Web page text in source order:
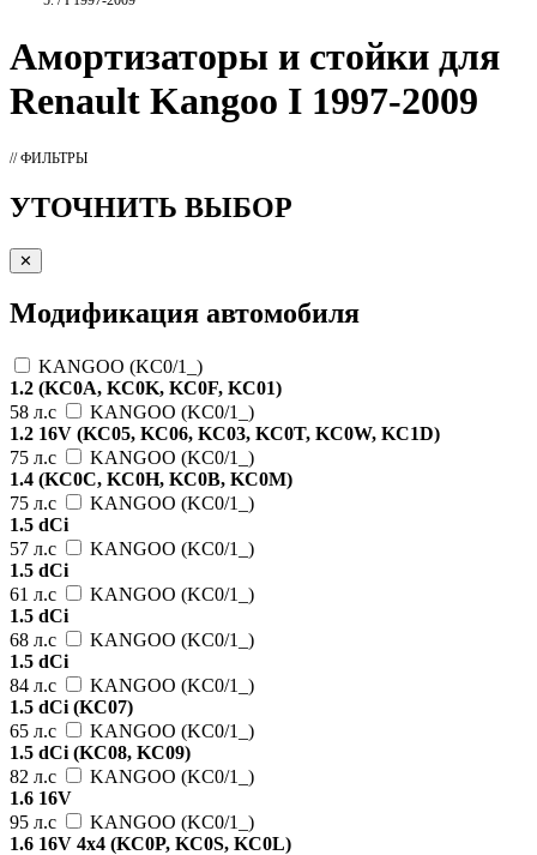
Амортизаторы и стойки для
Renault Kangoo I 1997-2009
// ФИЛЬТРЫ
УТОЧНИТЬ ВЫБОР
✕
Модификация автомобиля
KANGOO (KC0/1_)
1.2 (KC0A, KC0K, KC0F, KC01)
58 л.с
KANGOO (KC0/1_)
1.2 16V (KC05, KC06, KC03, KC0T, KC0W, KC1D)
75 л.с
KANGOO (KC0/1_)
1.4 (KC0C, KC0H, KC0B, KC0M)
75 л.с
KANGOO (KC0/1_)
1.5 dCi
57 л.с
KANGOO (KC0/1_)
1.5 dCi
61 л.с
KANGOO (KC0/1_)
1.5 dCi
68 л.с
KANGOO (KC0/1_)
1.5 dCi
84 л.с
KANGOO (KC0/1_)
1.5 dCi (KC07)
65 л.с
KANGOO (KC0/1_)
1.5 dCi (KC08, KC09)
82 л.с
KANGOO (KC0/1_)
1.6 16V
95 л.с
KANGOO (KC0/1_)
1.6 16V 4x4 (KC0P, KC0S, KC0L)